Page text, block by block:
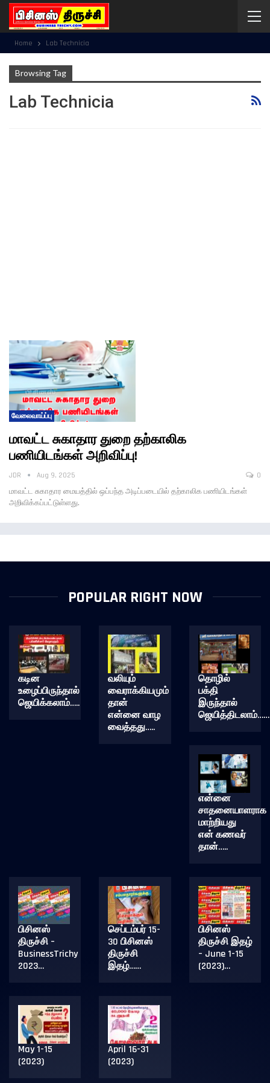
Home Lab Technicia
Browsing Tag
Lab Technicia
வேலைவாய்ப்பு
மாவட்ட சுகாதார துறை தற்காலிக
பணியிடங்கள் அறிவிப்பு!
JDR Aug 9, 2025 0
மாவட்ட சுகாதார மையத்தில் ஒப்பந்த அடிப்படையில் தற்காலிக பணியிடங்கள்
அறிவிக்கப்பட்டுள்ளது.
POPULAR RIGHT NOW
கடின
உழைப்பிருந்தால்
ஜெயிக்கலாம்…..
வலியும்
வைராக்கியமும்
தான்
என்னை வாழ
வைத்தது…..
தொழில்
பக்தி
இருந்தால்
என்னை
சாதனையாளராக
மாற்றியது
என் கணவர்
தான்…..
பிசினஸ்
திருச்சி –
BusinessTrichy
2023…
செப்டம்பர் 15-
30 பிசினஸ்
திருச்சி
இதழ்……
பிசினஸ்
திருச்சி இதழ்
– June 1-15
(2023)…
May 1-15
(2023)
April 16-31
(2023)